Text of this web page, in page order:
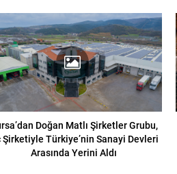
Doğan Matlı Şirketler Grubu,
Şirketiyle Türkiye’nin Sanayi Devleri
Arasında Yerini Aldı